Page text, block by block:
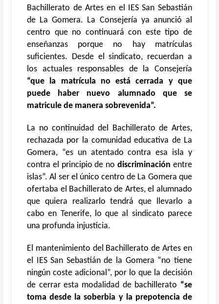
Bachillerato de Artes en el IES San Sebastián
de La Gomera. La Consejería ya anunció al
centro que no continuará con este tipo de
enseñanzas porque no hay matrículas
suficientes. Desde el sindicato, recuerdan a
los actuales responsables de la Consejería
“que la matrícula no está cerrada y que
puede haber nuevo alumnado que se
matricule de manera sobrevenida”.
La no continuidad del Bachillerato de Artes,
rechazada por la comunidad educativa de La
Gomera, “es un atentado contra esa isla y
contra el principio de nodiscriminación entre
islas”. Al ser el único centro de La Gomera que
ofertaba el Bachillerato de Artes, el alumnado
que quiera realizarlo tendrá que llevarlo a
cabo en Tenerife, lo que al sindicato parece
una profunda injusticia.
El mantenimiento del Bachillerato de Artes en
el IES San Sebastián de la Gomera “no tiene
ningún coste adicional”, por lo que la decisión
de cerrar esta modalidad de bachillerato “se
toma desde la soberbia y la prepotencia de